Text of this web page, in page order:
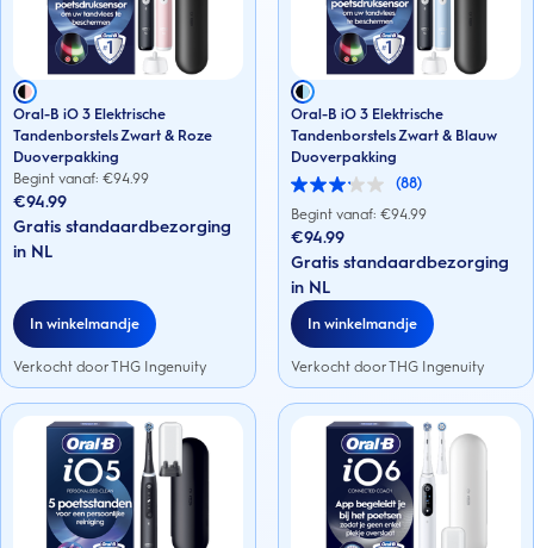
Oral-B iO 3 Elektrische
Tandenborstels Zwart & Roze
Duoverpakking
Begint vanaf: €94.99
€94.99
Gratis standaardbezorging
in NL
In winkelmandje
Verkocht door THG Ingenuity
Oral-B iO 3 Elektrische
Tandenborstels Zwart & Blauw
Duoverpakking
(88)
3.1
van
de
5
sterren.
88
beoordelingen
Begint vanaf: €94.99
€94.99
Gratis standaardbezorging
in NL
In winkelmandje
Verkocht door THG Ingenuity